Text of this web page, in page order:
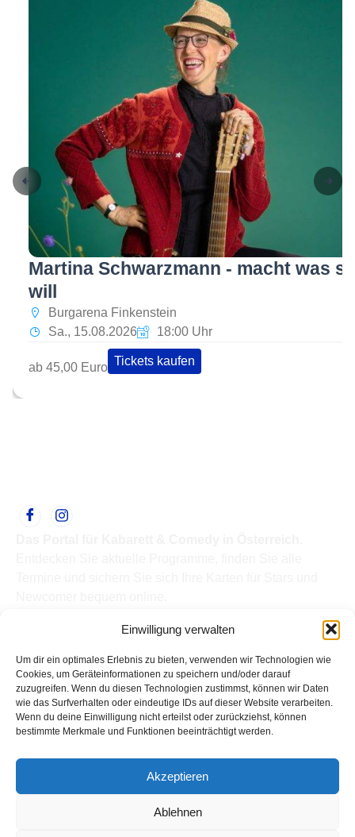
Einwilligung verwalten
Um dir ein optimales Erlebnis zu bieten, verwenden wir Technologien wie
Cookies, um Geräteinformationen zu speichern und/oder darauf
zuzugreifen. Wenn du diesen Technologien zustimmst, können wir Daten
wie das Surfverhalten oder eindeutige IDs auf dieser Website verarbeiten.
Wenn du deine Einwilligung nicht erteilst oder zurückziehst, können
bestimmte Merkmale und Funktionen beeinträchtigt werden.
Akzeptieren
Ablehnen
Martina Schwarzmann - macht was
will
Burgarena Finkenstein
Sa., 15.08.2026
18:00 Uhr
ab 45,00 Euro Tickets kaufen
Termine
Kabarettisten
Spielorte
Top Links
Kabarettisten in Österreich: Aktuelle Stars & Programme
Kontakt